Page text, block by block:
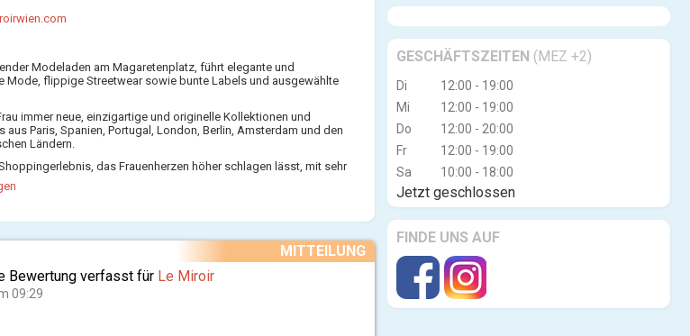
GESCHÄFTSZEITEN (MEZ +2)
Di
12:00 - 19:00
Mi
12:00 - 19:00
Do
12:00 - 20:00
Fr
12:00 - 19:00
Sa
10:00 - 18:00
Jetzt geschlossen
FINDE UNS AUF
Modeladen am Magaretenplatz, führt elegante und
Mode, flippige Streetwear sowie bunte Labels und ausgewählte
immer neue, einzigartige und originelle Kollektionen und
aus Paris, Spanien, Portugal, London, Berlin, Amsterdam und den
Ländern.
das Frauenherzen höher schlagen lässt, mit sehr
Beratung und gemütlicher Atmosphäre mit französischem Flair.
MITTEILUNG
Bewertung verfasst fürLe Miroir
09:29